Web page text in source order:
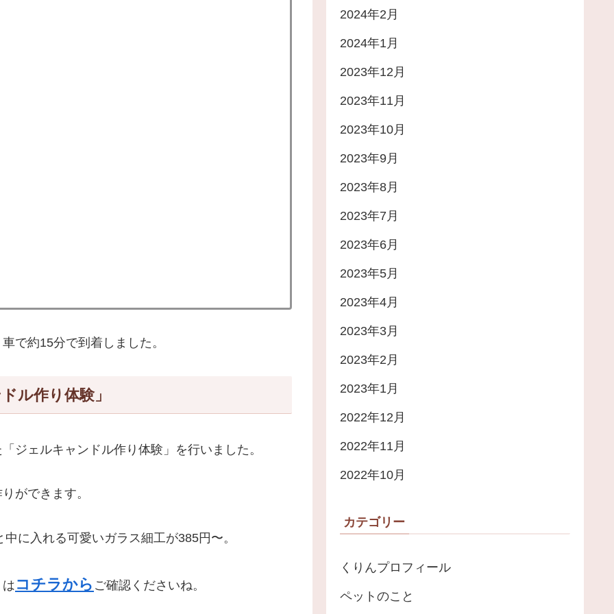
で約15分で到着しました。
ル作り体験」
ジェルキャンドル作り体験」を行いました。
ができます。
に入れる可愛いガラス細工が385円〜。
コチラから ご確認くださいね。
2024年2月
2024年1月
2023年12月
2023年11月
2023年10月
2023年9月
2023年8月
2023年7月
2023年6月
2023年5月
2023年4月
2023年3月
2023年2月
2023年1月
2022年12月
2022年11月
2022年10月
カテゴリー
くりんプロフィール
ペットのこと